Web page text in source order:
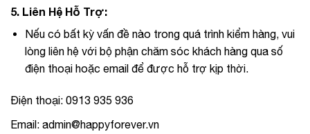
5. Liên Hệ Hỗ Trợ:
Nếu có bất kỳ vấn đề nào trong quá trình kiểm hàng, vui
lòng liên hệ với bộ phận chăm sóc khách hàng qua số
điện thoại hoặc email để được hỗ trợ kịp thời.
Điện thoại: 0913 935 936
Email: admin@happyforever.vn